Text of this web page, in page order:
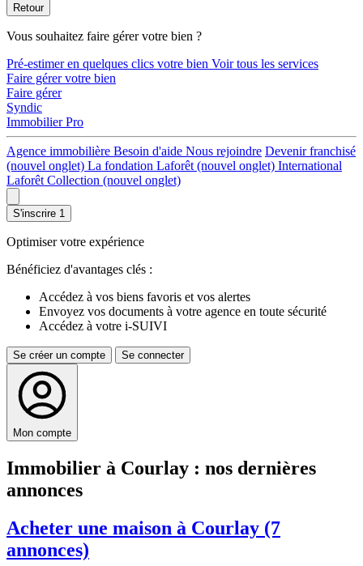
Retour
Vous souhaitez faire gérer votre bien ?
Pré-estimer en quelques clics votre bien Voir tous les services
Faire gérer votre bien
Faire gérer
Syndic
Immobilier Pro
Agence immobilière Besoin d'aide Nous rejoindre Devenir franchisé
(nouvel onglet) La fondation Laforêt (nouvel onglet) International
Laforêt Collection (nouvel onglet)
S'inscrire 1
Optimiser votre expérience
Bénéficiez d'avantages clés :
Accédez à vos biens favoris et vos alertes
Envoyez vos documents à votre agence en toute sécurité
Accédez à votre i-SUIVI
Se créer un compte Se connecter
Mon compte
Immobilier à Courlay : nos dernières
annonces
Acheter une maison à Courlay (7
annonces)